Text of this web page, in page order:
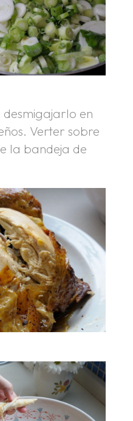
desmigajarlo en
Verter sobre
la bandeja de